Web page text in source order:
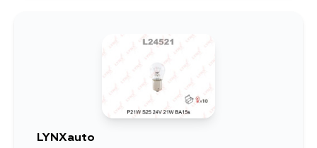
LYNXauto